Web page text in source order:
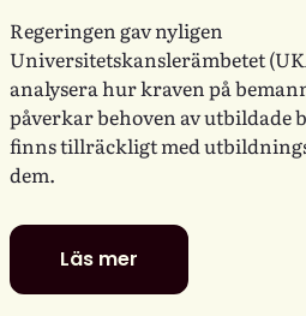
Regeringen gav nyligen
Universitetskanslerämbetet
analysera hur kraven på
påverkar behoven av utbildade
finns tillräckligt med
dem.
Läs mer
Fler
utbildade